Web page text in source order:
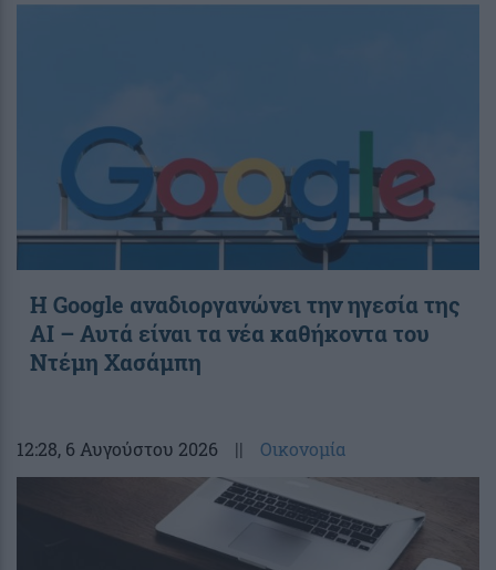
Η Google αναδιοργανώνει την ηγεσία της
AI – Αυτά είναι τα νέα καθήκοντα του
Ντέμη Χασάμπη
12:28, 6 Αυγούστου 2026 || Οικονομία